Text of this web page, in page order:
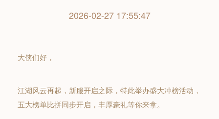
2026-02-27 17:55:47
大侠们好，
江湖风云再起，新服开启之际，特此举办盛大冲榜活动，
五大榜单比拼同步开启，丰厚豪礼等你来拿。